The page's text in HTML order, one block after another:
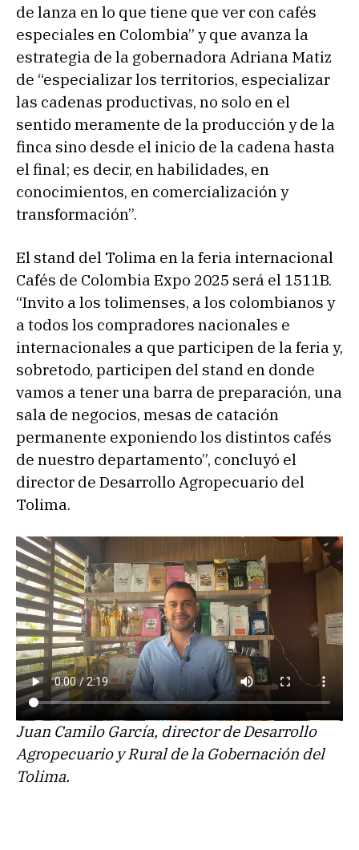
de lanza en lo que tiene que ver con cafés
especiales en Colombia” y que avanza la
estrategia de la gobernadora Adriana Matiz
de “especializar los territorios, especializar
las cadenas productivas, no solo en el
sentido meramente de la producción y de la
finca sino desde el inicio de la cadena hasta
el final; es decir, en habilidades, en
conocimientos, en comercialización y
transformación”.
El stand del Tolima en la feria internacional
Cafés de Colombia Expo 2025 será el 1511B.
“Invito a los tolimenses, a los colombianos y
a todos los compradores nacionales e
internacionales a que participen de la feria y,
sobretodo, participen del stand en donde
vamos a tener una barra de preparación, una
sala de negocios, mesas de catación
permanente exponiendo los distintos cafés
de nuestro departamento”, concluyó el
director de Desarrollo Agropecuario del
Tolima.
Juan Camilo García, director de Desarrollo
Agropecuario y Rural de la Gobernación del
Tolima.